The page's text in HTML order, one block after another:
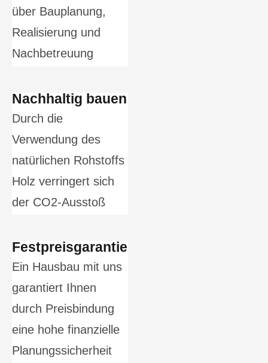
über Bauplanung,
Realisierung und
Nachbetreuung
Nachhaltig bauen
Durch die
Verwendung des
natürlichen Rohstoffs
Holz verringert sich
der CO2-Ausstoß
Festpreisgarantie
Ein Hausbau mit uns
garantiert Ihnen
durch Preisbindung
eine hohe finanzielle
Planungssicherheit